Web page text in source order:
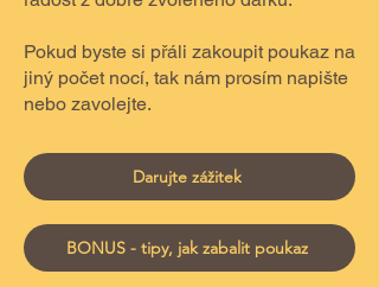
Pokud byste si přáli zakoupit poukaz na
jiný počet nocí, tak nám prosím napište
nebo zavolejte.
Darujte zážitek
BONUS - tipy, jak zabalit poukaz